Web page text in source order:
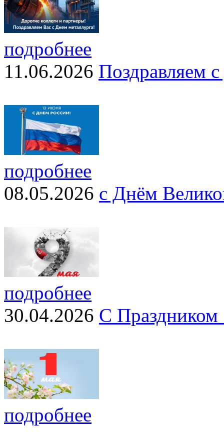
подробнее
11.06.2026 Поздравляем
подробнее
08.05.2026 с Днём
подробнее
30.04.2026 С
подробнее